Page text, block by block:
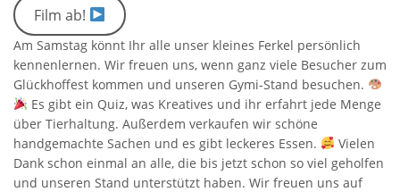
Film ab!
Am Samstag könnt Ihr alle unser kleines Ferkel persönlich
kennenlernen. Wir freuen uns, wenn ganz viele Besucher zum
Glückhoffest kommen und unseren Gymi-Stand besuchen.
Es gibt ein Quiz, was Kreatives und ihr erfahrt jede Menge
über Tierhaltung. Außerdem verkaufen wir schöne
handgemachte Sachen und es gibt leckeres Essen.
Vielen
Dank schon einmal an alle, die bis jetzt schon so viel geholfen
und unseren Stand unterstützt haben. Wir freuen uns auf